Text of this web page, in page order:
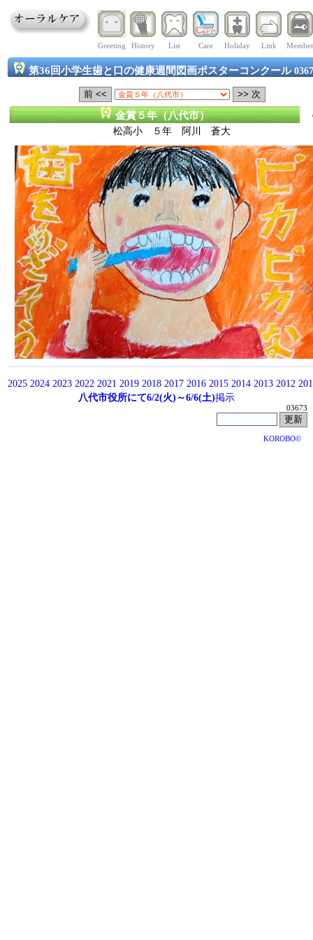
Greeting History List Care Holiday Link Member
第36回小学生歯と口の健康週間図画ポスターコンクール
金賞５年（八代市）
松高小 ５年 阿川 蒼大
2025 2024 2023 2022 2021 2019 2018 2017 2016 2015 2014 2013 2012
八代市役所にて6/2(火)～6/6(土)掲示
03673
KOROBO©